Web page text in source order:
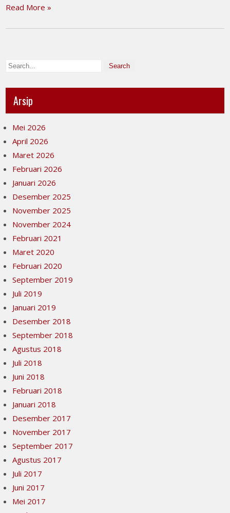
Read More »
Arsip
Mei 2026
April 2026
Maret 2026
Februari 2026
Januari 2026
Desember 2025
November 2025
November 2024
Februari 2021
Maret 2020
Februari 2020
September 2019
Juli 2019
Januari 2019
Desember 2018
September 2018
Agustus 2018
Juli 2018
Juni 2018
Februari 2018
Januari 2018
Desember 2017
November 2017
September 2017
Agustus 2017
Juli 2017
Juni 2017
Mei 2017